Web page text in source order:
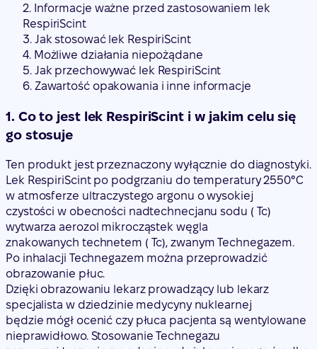
2. Informacje ważne przed zastosowaniem lek
RespiriScint
3. Jak stosować lek RespiriScint
4. Możliwe działania niepożądane
5. Jak przechowywać lek RespiriScint
6. Zawartość opakowania i inne informacje
1. Co to jest lek RespiriScint i w jakim celu się
go stosuje
Ten produkt jest przeznaczony wyłącznie do diagnostyki.
Lek RespiriScint po podgrzaniu do temperatury 2550°C
w atmosferze ultraczystego argonu o wysokiej
czystości w obecności nadtechnecjanu sodu ( Tc)
wytwarza aerozol mikrocząstek węgla
znakowanych technetem ( Tc), zwanym Technegazem.
Po inhalacji Technegazem można przeprowadzić
obrazowanie płuc.
Dzięki obrazowaniu lekarz prowadzący lub lekarz
specjalista w dziedzinie medycyny nuklearnej
będzie mógł ocenić czy płuca pacjenta są wentylowane
nieprawidłowo. Stosowanie Technegazu